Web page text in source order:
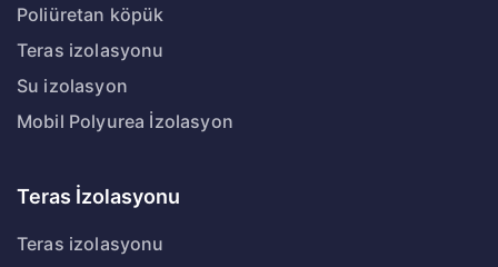
Poliüretan köpük
Teras izolasyonu
Su izolasyon
Mobil Polyurea İzolasyon
Teras İzolasyonu
Teras izolasyonu